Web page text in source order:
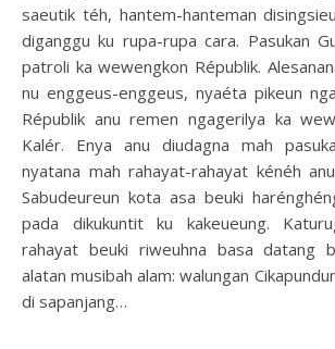
saeutik téh, hantem-hanteman
diganggu ku rupa-rupa cara. Pasukan
patroli ka wewengkon Républik.
nu enggeus-enggeus, nyaéta pikeun
Républik anu remen ngagerilya ka
Kalér. Enya anu diudagna mah
nyatana mah rahayat-rahayat kénéh
Sabudeureun kota asa beuki
pada dikukuntit ku kakeueung.
rahayat beuki riweuhna basa datang
alatan musibah alam: walungan
di sapanjang…